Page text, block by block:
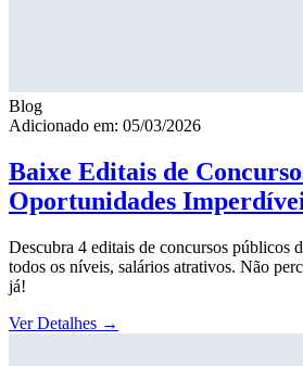
Blog
Adicionado em: 05/03/2026
Baixe Editais de
Oportunidades
Descubra 4 editais de concursos públicos
todos os níveis, salários atrativos. Não
já!
Ver Detalhes →